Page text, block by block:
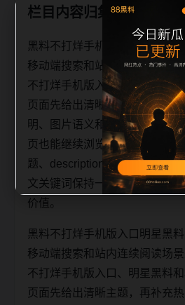
栏目内容归集
黑料不打烊手机版入口明星黑
移动端搜索和站内连续阅读场
不打烊手机版入口、明星黑料
页面先给出清晰主题，再补充
明、图片语义和可点击入口，
页也能继续浏览同类内容。每
题、description、canonical、
文关键词保持一致，避免只替
价值。
黑料不打烊手机版入口明星黑
移动端搜索和站内连续阅读场
不打烊手机版入口、明星黑料
页面先给出清晰主题，再补充